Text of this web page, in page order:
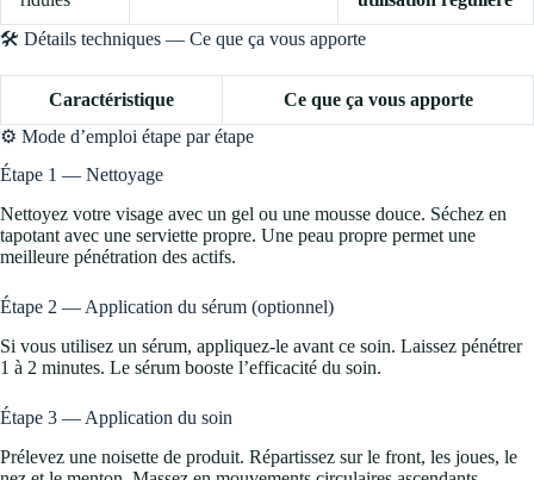
🛠️ Détails techniques — Ce que ça vous apporte
Caractéristique
Ce que ça vous apporte
⚙️ Mode d’emploi étape par étape
Étape 1 — Nettoyage
Nettoyez votre visage avec un gel ou une mousse douce. Séchez en
tapotant avec une serviette propre. Une peau propre permet une
meilleure pénétration des actifs.
Étape 2 — Application du sérum (optionnel)
Si vous utilisez un sérum, appliquez-le avant ce soin. Laissez pénétrer
1 à 2 minutes. Le sérum booste l’efficacité du soin.
Étape 3 — Application du soin
Prélevez une noisette de produit. Répartissez sur le front, les joues, le